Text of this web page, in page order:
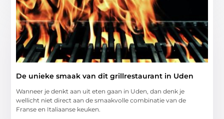
De unieke smaak van dit grillrestaurant in Uden
Wanneer je denkt aan uit eten gaan in Uden, dan denk je
wellicht niet direct aan de smaakvolle combinatie van de
Franse en Italiaanse keuken.